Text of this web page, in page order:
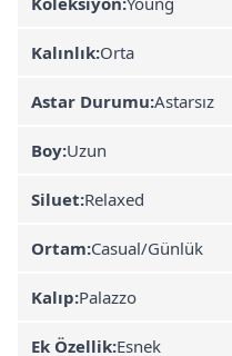
Kalınlık:Orta
Astar Durumu:Astarsız
Boy:Uzun
Siluet:Relaxed
Ortam:Casual/Günlük
Kalıp:Palazzo
Ek Özellik:Esnek